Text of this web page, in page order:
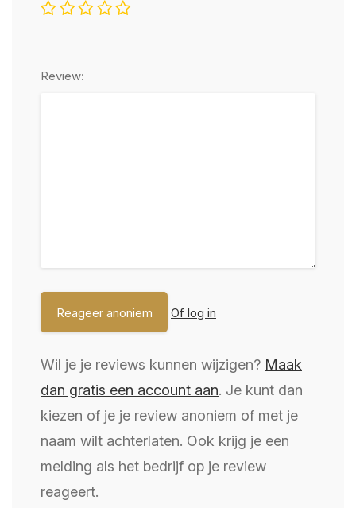
Review:
Of log in
Wil je je reviews kunnen wijzigen? Maak
dan gratis een account aan. Je kunt dan
kiezen of je je review anoniem of met je
naam wilt achterlaten. Ook krijg je een
melding als het bedrijf op je review
reageert.